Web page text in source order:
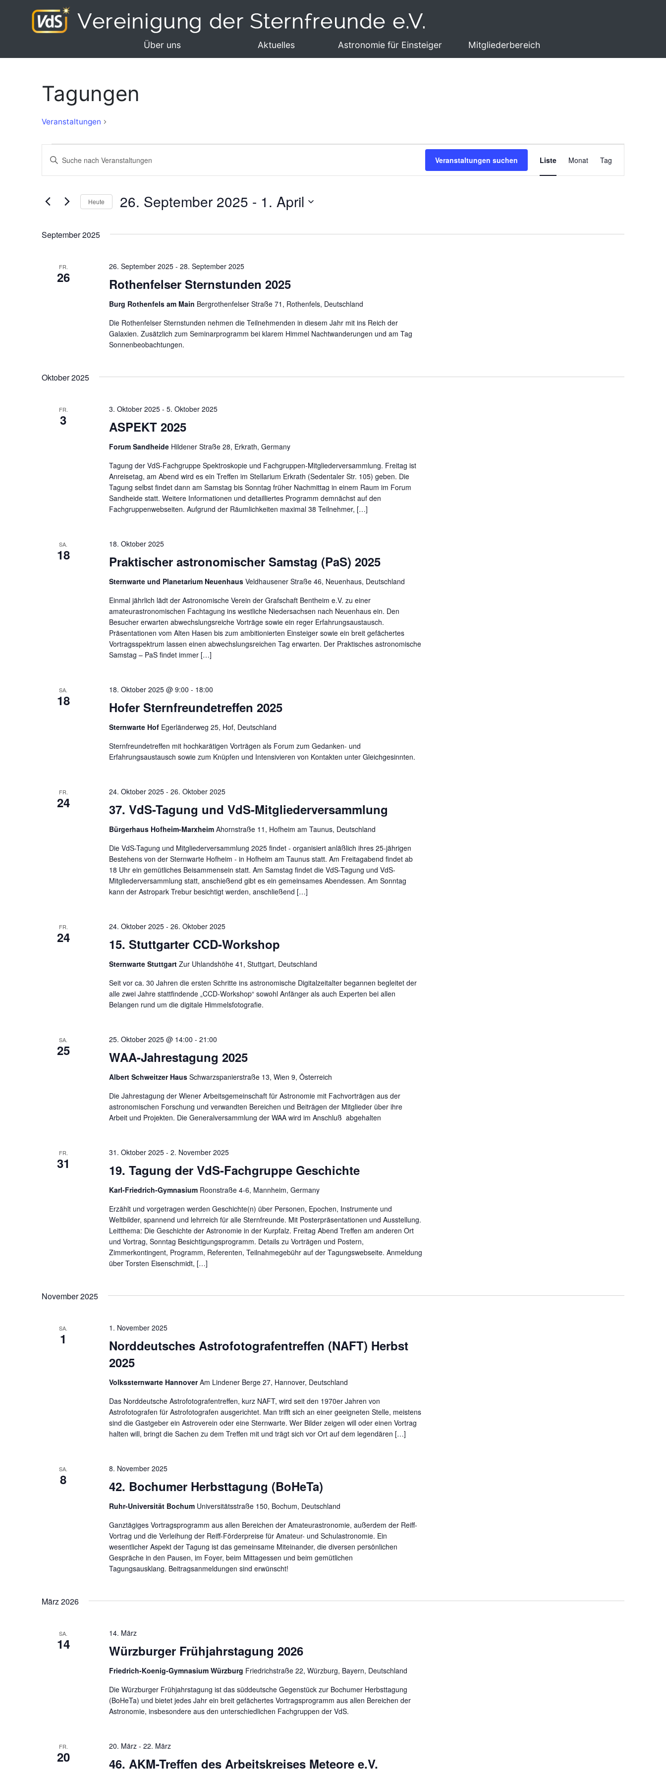
Über uns Aktuelles Astronomie für Einsteiger Mitgliederbereich
Tagungen
Veranstaltungen
Veranstaltungen
Veranstaltungen
Suche
Ansichten,
Bitte
nach
Veranstaltungen suchen
Ansichten-
Navigation
Liste Monat Tag
Heute 26. September 2025 - 1. April
September 2025
FR.
26 Rothenfelser Sternstunden 2025
26. September 2025- 28. September 2025
Burg Rothenfels am Main Bergrothenfelser Straße 71, Rothenfels, Deutschland
Die Rothenfelser Sternstunden nehmen die Teilnehmenden in diesem Jahr mit ins Reich der
Galaxien. Zusätzlich zum Seminarprogramm bei klarem Himmel Nachtwanderungen und am Tag
Sonnenbeobachtungen.
Oktober 2025
FR.
3 ASPEKT 2025
3. Oktober 2025- 5. Oktober 2025
Forum Sandheide Hildener Straße 28, Erkrath, Germany
Tagung der VdS-Fachgruppe Spektroskopie und Fachgruppen-Mitgliederversammlung. Freitag ist
Anreisetag, am Abend wird es ein Treffen im Stellarium Erkrath (Sedentaler Str. 105) geben. Die
Tagung selbst findet dann am Samstag bis Sonntag früher Nachmittag in einem Raum im Forum
Sandheide statt. Weitere Informationen und detailliertes Programm demnächst auf den
Fachgruppenwebseiten. Aufgrund der Räumlichkeiten maximal 38 Teilnehmer, […]
SA.
18 Praktischer astronomischer Samstag (PaS) 2025
18. Oktober 2025
Sternwarte und Planetarium Neuenhaus Veldhausener Straße 46, Neuenhaus, Deutschland
Einmal jährlich lädt der Astronomische Verein der Grafschaft Bentheim e.V. zu einer
amateurastronomischen Fachtagung ins westliche Niedersachsen nach Neuenhaus ein. Den
Besucher erwarten abwechslungsreiche Vorträge sowie ein reger Erfahrungsaustausch.
Präsentationen vom Alten Hasen bis zum ambitionierten Einsteiger sowie ein breit gefächertes
Vortragsspektrum lassen einen abwechslungsreichen Tag erwarten. Der Praktisches astronomische
Samstag – PaS findet immer […]
SA.
18 Hofer Sternfreundetreffen 2025
18. Oktober 2025 @ 9:00 - 18:00
Sternwarte Hof Egerländerweg 25, Hof, Deutschland
Sternfreundetreffen mit hochkarätigen Vorträgen als Forum zum Gedanken- und
Erfahrungsaustausch sowie zum Knüpfen und Intensivieren von Kontakten unter Gleichgesinnten.
FR.
24 37. VdS-Tagung und VdS-Mitgliederversammlung
24. Oktober 2025- 26. Oktober 2025
Bürgerhaus Hofheim-Marxheim Ahornstraße 11, Hofheim am Taunus, Deutschland
Die VdS-Tagung und Mitgliederversammlung 2025 findet - organisiert anläßlich ihres 25-jährigen
Bestehens von der Sternwarte Hofheim - in Hofheim am Taunus statt. Am Freitagabend findet ab
18 Uhr ein gemütliches Beisammensein statt. Am Samstag findet die VdS-Tagung und VdS-
Mitgliederversammlung statt, anschießend gibt es ein gemeinsames Abendessen. Am Sonntag
kann der Astropark Trebur besichtigt werden, anschließend […]
FR.
24 15. Stuttgarter CCD-Workshop
24. Oktober 2025- 26. Oktober 2025
Sternwarte Stuttgart Zur Uhlandshöhe 41, Stuttgart, Deutschland
Seit vor ca. 30 Jahren die ersten Schritte ins astronomische Digitalzeitalter begannen begleitet der
alle zwei Jahre stattfindende „CCD-Workshop“ sowohl Anfänger als auch Experten bei allen
Belangen rund um die digitale Himmelsfotografie.
SA.
25 WAA-Jahrestagung 2025
25. Oktober 2025 @ 14:00 - 21:00
Albert Schweitzer Haus Schwarzspanierstraße 13, Wien 9, Österreich
Die Jahrestagung der Wiener Arbeitsgemeinschaft für Astronomie mit Fachvorträgen aus der
astronomischen Forschung und verwandten Bereichen und Beiträgen der Mitglieder über ihre
Arbeit und Projekten. Die Generalversammlung der WAA wird im Anschluß abgehalten
FR.
31 19. Tagung der VdS-Fachgruppe Geschichte
31. Oktober 2025- 2. November 2025
Karl-Friedrich-Gymnasium Roonstraße 4-6, Mannheim, Germany
Erzählt und vorgetragen werden Geschichte(n) über Personen, Epochen, Instrumente und
Weltbilder, spannend und lehrreich für alle Sternfreunde. Mit Posterpräsentationen und Ausstellung.
Leitthema: Die Geschichte der Astronomie in der Kurpfalz. Freitag Abend Treffen am anderen Ort
und Vortrag, Sonntag Besichtigungsprogramm. Details zu Vorträgen und Postern,
Zimmerkontingent, Programm, Referenten, Teilnahmegebühr auf der Tagungswebseite. Anmeldung
über Torsten Eisenschmidt, […]
November 2025
SA.
1
Norddeutsches Astrofotografentreffen (NAFT) Herbst
2025
1. November 2025
Volkssternwarte HannoverAm Lindener Berge 27, Hannover, Deutschland
Das Norddeutsche Astrofotografentreffen, kurz NAFT, wird seit den 1970er Jahren von
Astrofotografen für Astrofotografen ausgerichtet. Man trifft sich an einer geeigneten Stelle, meistens
sind die Gastgeber ein Astroverein oder eine Sternwarte. Wer Bilder zeigen will oder einen Vortrag
halten will, bringt die Sachen zu dem Treffen mit und trägt sich vor Ort auf dem legendären […]
SA.
8 42. Bochumer Herbsttagung (BoHeTa)
8. November 2025
Ruhr-Universität Bochum Universitätsstraße 150, Bochum, Deutschland
Ganztägiges Vortragsprogramm aus allen Bereichen der Amateurastronomie, außerdem der Reiff-
Vortrag und die Verleihung der Reiff-Förderpreise für Amateur- und Schulastronomie. Ein
wesentlicher Aspekt der Tagung ist das gemeinsame Miteinander, die diversen persönlichen
Gespräche in den Pausen, im Foyer, beim Mittagessen und beim gemütlichen
Tagungsausklang. Beitragsanmeldungen sind erwünscht!
März 2026
SA.
14 Würzburger Frühjahrstagung 2026
14. März
Friedrich-Koenig-Gymnasium Würzburg Friedrichstraße 22, Würzburg, Bayern, Deutschland
Die Würzburger Frühjahrstagung ist das süddeutsche Gegenstück zur Bochumer Herbsttagung
(BoHeTa) und bietet jedes Jahr ein breit gefächertes Vortragsprogramm aus allen Bereichen der
Astronomie, insbesondere aus den unterschiedlichen Fachgruppen der VdS.
FR.
20 46. AKM-Treffen des Arbeitskreises Meteore e.V.
20. März- 22. März